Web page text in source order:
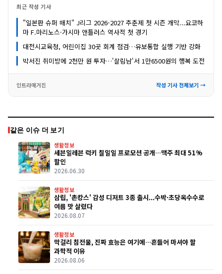
최근 작성 기사
"일본판 슈퍼 매치" J리그 2026-2027 추춘제 첫 시즌 개막...요코하
마 F.마리노스·가시마 앤틀러스 역사적 첫 경기
대전시교육청, 어린이집 30곳 회계 점검…유보통합 실행 기반 강화
박서진 취미방에 2천만 원 투자…'살림남'서 1만6500원의 행복 도전
인트라매거진 작성 기사 전체보기 →
같은 이슈 더 보기
생활정보
세븐일레븐 럭키 칠일일 프로모션 공개…맥주 최대 51%
할인
2026.06.30
생활정보
삼립, '촌캉스' 감성 디저트 3종 출시...수박·초당옥수수로
여름 맛 살렸다
2026.08.07
생활정보
막걸리 침전물, 진짜 효능은 여기에…흔들어 마셔야 할
과학적 이유
2026.08.06